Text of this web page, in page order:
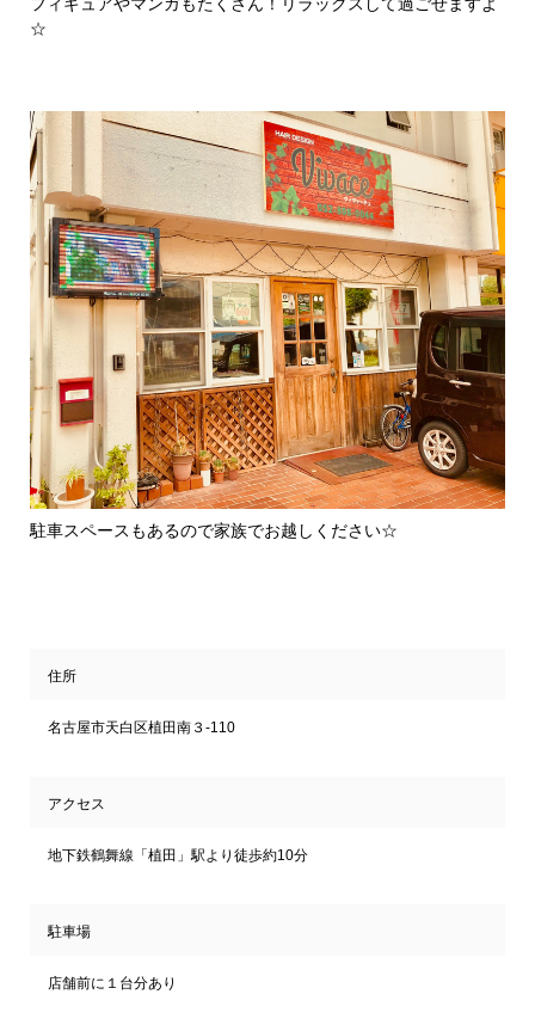
☆
駐車スペースもあるので家族でお越しください☆
住所
名古屋市天白区植田南３-110
アクセス
地下鉄鶴舞線「植田」駅より徒歩約10分
駐車場
店舗前に１台分あり